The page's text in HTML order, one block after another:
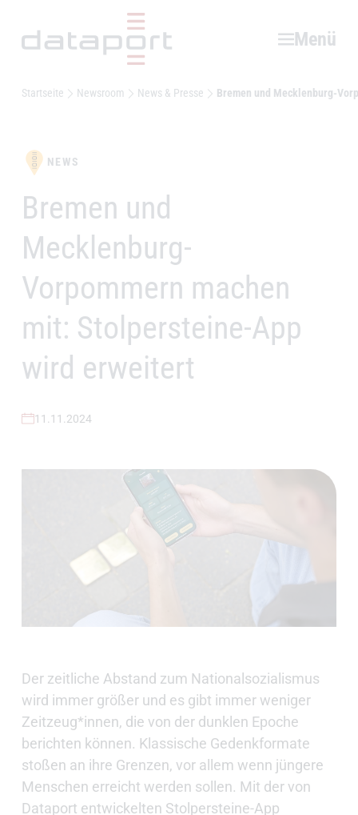
Menü
Startseite Newsroom News & Presse Bremen und Mecklenburg-
NEWS
–
Bremen und
Mecklenburg-
Vorpommern machen
mit: Stolpersteine-App
wird erweitert
11.11.2024
Der zeitliche Abstand zum Nationalsozialismus
wird immer größer und es gibt immer weniger
Zeitzeug*innen, die von der dunklen Epoche
berichten können. Klassische Gedenkformate
stoßen an ihre Grenzen, vor allem wenn jüngere
Menschen erreicht werden sollen. Mit der von
Dataport entwickelten Stolpersteine-App